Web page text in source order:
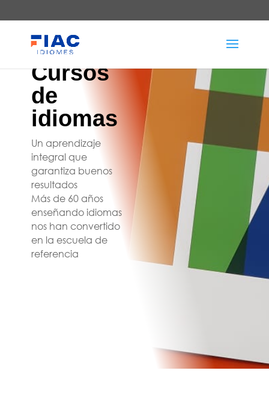
Cursos
de
idiomas
Un aprendizaje
integral que
garantiza buenos
resultados
Más de 60 años
enseñando idiomas
nos han convertido
en la escuela de
referencia